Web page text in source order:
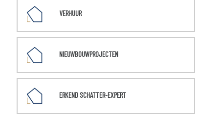
VERHUUR
NIEUWBOUWPROJECTEN
ERKEND SCHATTER-EXPERT